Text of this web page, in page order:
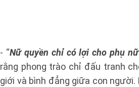
- “Nữ quyền chỉ có lợi cho phụ
rằng phong trào chỉ đấu tranh
giới và bình đẳng giữa con